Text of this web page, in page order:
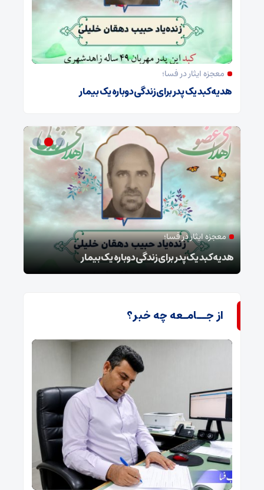
معجزه ایثار در فسا؛
هدیه کبد یک پدر برای زندگی دوباره یک بیمار
معجزه ایثار در فسا؛
هدیه کبد یک پدر برای زندگی دوباره یک بیمار
از جــامـعه چه خبر؟